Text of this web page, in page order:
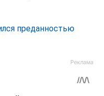
преданностью